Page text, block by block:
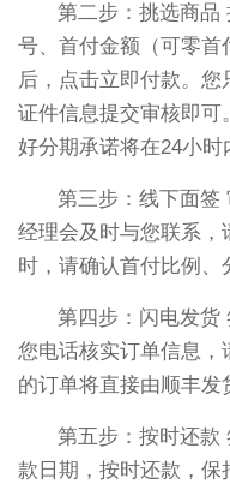
第二步：挑选商品
号、首付金额（可零
后，点击立即付款。
证件信息提交审核即可
好分期承诺将在24小时
第三步：线下面签
经理会及时与您联系，
时，请确认首付比例、
第四步：闪电发货
您电话核实订单信息
的订单将直接由顺丰发
第五步：按时还款
款日期，按时还款，保